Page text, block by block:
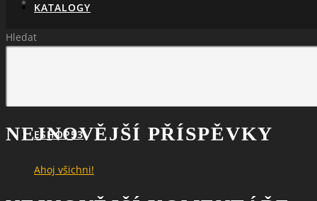
KATALOGY
ESHOP53
Hledat
NEJNOVĚJŠÍ PŘÍSPĚVKY
Ahoj všichni!